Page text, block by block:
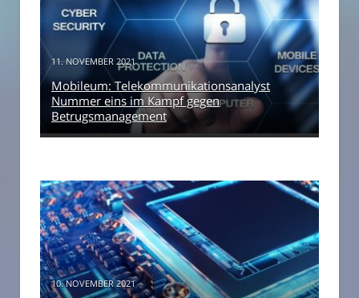
11. NOVEMBER 2021
Mobileum: Telekommunikationsanalyst
Nummer eins im Kampf gegen
Betrugsmanagement
10. NOVEMBER 2021